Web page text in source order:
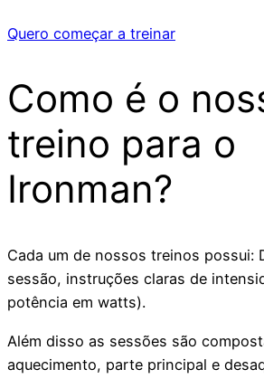
Quero começar a treinar
Como é o
treino para o
Ironman?
Cada um de nossos treinos possui:
sessão, instruções claras de
potência em watts).
Além disso as sessões são
aquecimento, parte principal e